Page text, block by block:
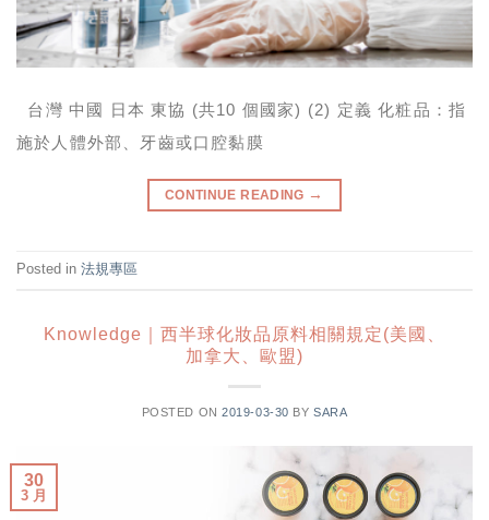
台灣 中國 日本 東協 (共10 個國家) (2) 定義 化粧品：指
施於人體外部、牙齒或口腔黏膜
CONTINUE READING →
Posted in 法規專區
Knowledge｜西半球化妝品原料相關規定(美國、
加拿大、歐盟)
POSTED ON2019-03-30 BYSARA
30
3 月